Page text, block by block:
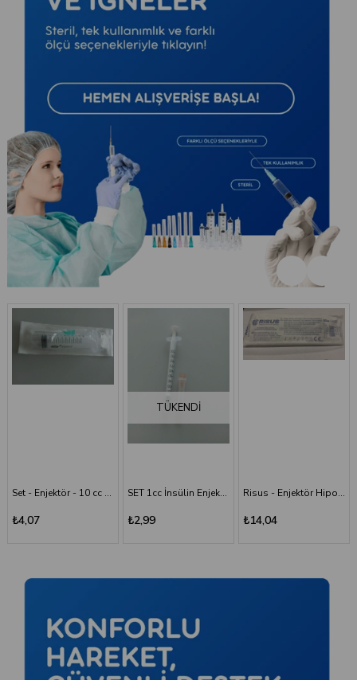
SET 1cc İnsülin Enjektörü - 26G/0.45x13 mm
₺2,99
Risus - Enjektör Hipodermik İğneli Şırınga 50 ML - 3 Parça - 21G (0.80x38 mm)
₺14,04
Risus 1 ML Enjektör Hipodermik İğneli Şırınga - 26G x(13mm)
₺2,99